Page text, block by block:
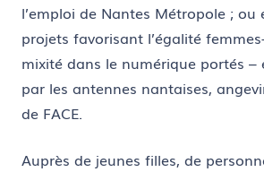
l’emploi de Nantes Métropole ; ou
projets favorisant l’égalité
mixité dans le numérique portés –
par les antennes nantaises,
de FACE.
Auprès de jeunes filles, de